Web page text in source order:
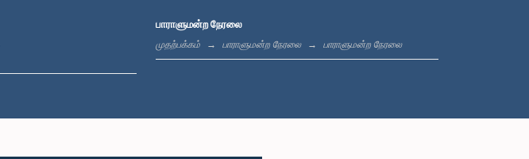
பாராளுமன்ற நேரலை
முதற்பக்கம் பாராளுமன்ற நேரலை பாராளுமன்ற நேரலை